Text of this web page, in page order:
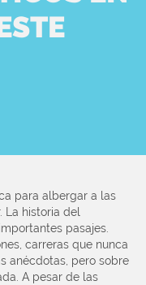
para albergar a las
historia del
pasajes.
carreras que nunca
anécdotas, pero sobre
A pesar de las